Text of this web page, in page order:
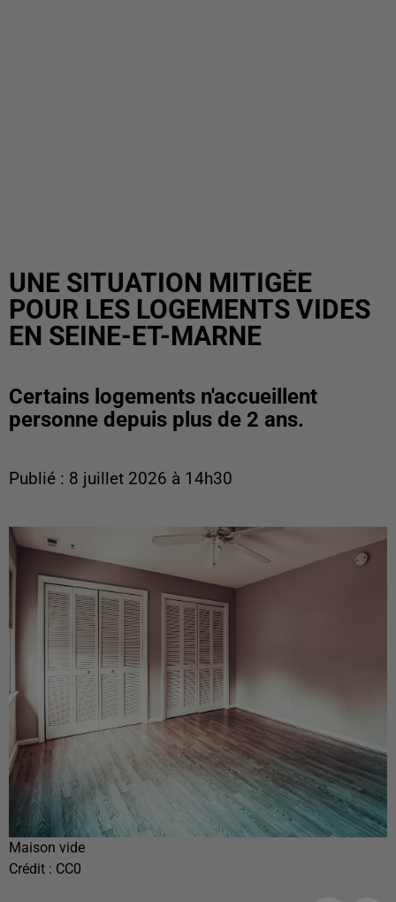
UNE SITUATION MITIGÉE
POUR LES LOGEMENTS VIDES
EN SEINE-ET-MARNE
Certains logements n'accueillent
personne depuis plus de 2 ans.
Publié : 8 juillet 2026 à 14h30
Maison vide
Crédit : CC0